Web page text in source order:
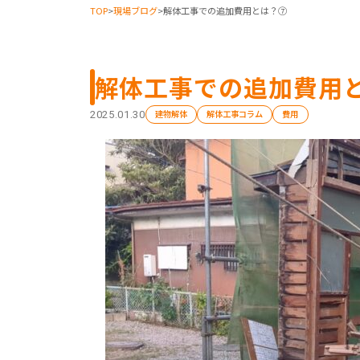
TOP>現場ブログ>解体工事での追加費用とは？⑦
解体工事での追加費用
2025.01.30 建物解体 解体工事コラム 費用